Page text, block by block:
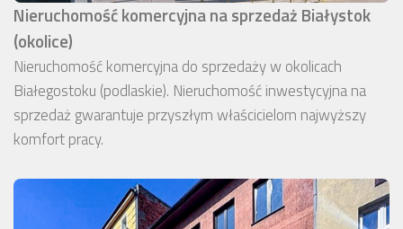
Nieruchomość komercyjna na sprzedaż Białystok
(okolice)
Nieruchomość komercyjna do sprzedaży w okolicach
Białegostoku (podlaskie). Nieruchomość inwestycyjna na
sprzedaż gwarantuje przyszłym właścicielom najwyższy
komfort pracy.